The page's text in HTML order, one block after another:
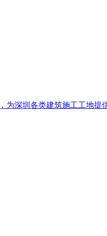
为深圳各类建筑施工工地提